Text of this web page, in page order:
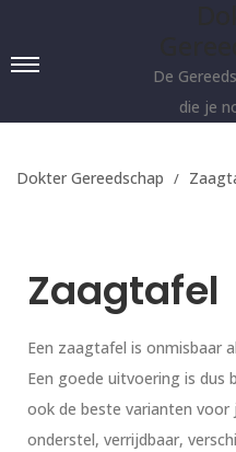
De
die je
Dokter Gereedschap
Zaagtafel
Een zaagtafel is onmisbaar
Een goede uitvoering is dus
ook de beste varianten
onderstel, verrijdbaar,